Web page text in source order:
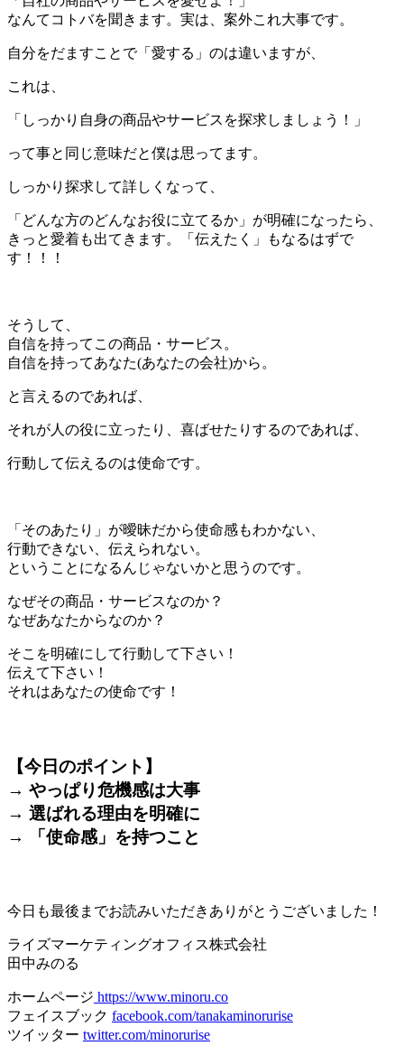
なんてコトバを聞きます。実は、案外これ大事です。
自分をだますことで「愛する」のは違いますが、
これは、
「しっかり自身の商品やサービスを探求しましょう！」
って事と同じ意味だと僕は思ってます。
しっかり探求して詳しくなって、
「どんな方のどんなお役に立てるか」が明確になったら、
きっと愛着も出てきます。「伝えたく」もなるはずで
す！！！
そうして、
自信を持ってこの商品・サービス。
自信を持ってあなた(あなたの会社)から。
と言えるのであれば、
それが人の役に立ったり、喜ばせたりするのであれば、
行動して伝えるのは使命です。
「そのあたり」が曖昧だから使命感もわかない、
行動できない、伝えられない。
ということになるんじゃないかと思うのです。
なぜその商品・サービスなのか？
なぜあなたからなのか？
そこを明確にして行動して下さい！
伝えて下さい！
それはあなたの使命です！
【今日のポイント】
→ やっぱり危機感は大事
→ 選ばれる理由を明確に
→ 「使命感」を持つこと
今日も最後までお読みいただきありがとうございました！
ライズマーケティングオフィス株式会社
田中みのる
ホームページ https://www.minoru.co
フェイスブック facebook.com/tanakaminorurise
ツイッター twitter.com/minorurise